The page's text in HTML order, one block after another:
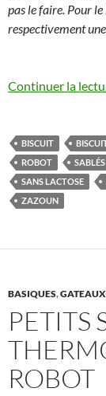
pas le faire. Pour
respectivement
Continuer la
BISCUIT
ROBOT
SABLÉS
SANS LACTOSE
ZAZOUN
BASIQUES,GATEAUX
PETITS
ROBOT